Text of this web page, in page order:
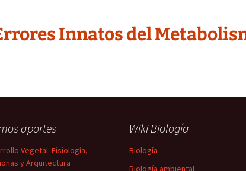
Innatos del
aportes
Vegetal: Fisiología,
y Arquitectura
Wiki Biología
Biología
Biología ambiental